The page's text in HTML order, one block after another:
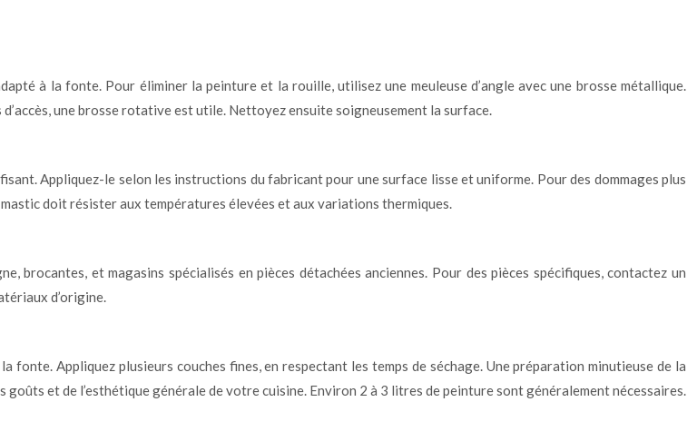
à la fonte. Pour éliminer la peinture et la rouille, utilisez une meuleuse d’angle avec une brosse métallique.
une brosse rotative est utile. Nettoyez ensuite soigneusement la surface.
Appliquez-le selon les instructions du fabricant pour une surface lisse et uniforme. Pour des dommages plus
doit résister aux températures élevées et aux variations thermiques.
brocantes, et magasins spécialisés en pièces détachées anciennes. Pour des pièces spécifiques, contactez un
d’origine.
Appliquez plusieurs couches fines, en respectant les temps de séchage. Une préparation minutieuse de la
et de l’esthétique générale de votre cuisine. Environ 2 à 3 litres de peinture sont généralement nécessaires.